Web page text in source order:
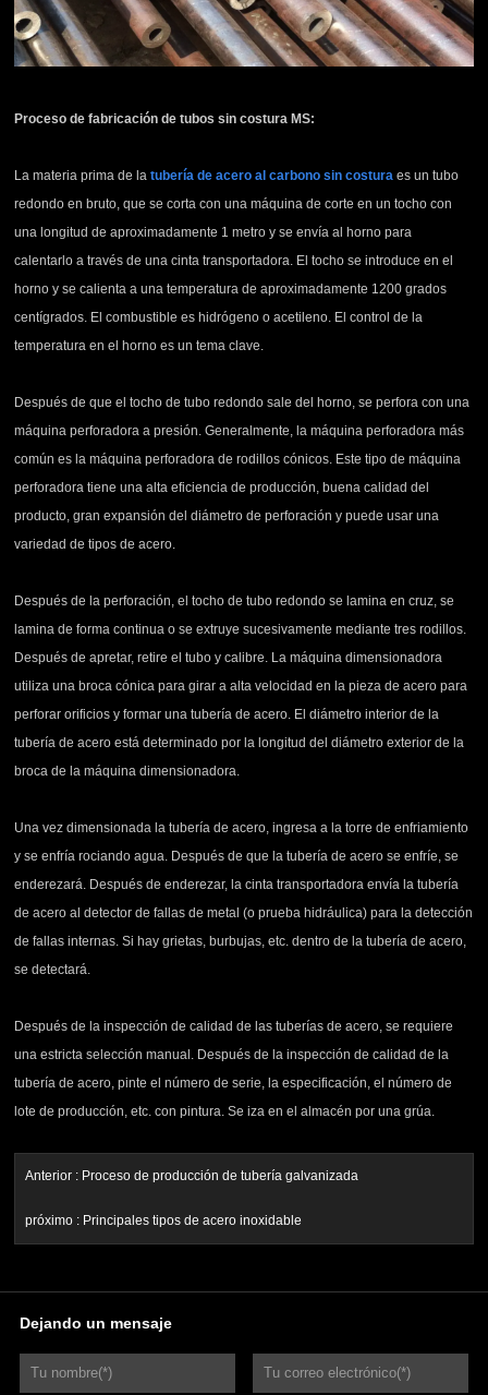
Proceso de fabricación de tubos sin costura MS:
La materia prima de latubería de acero al carbono sin costura es un tubo
redondo en bruto, que se corta con una máquina de corte en un tocho con
una longitud de aproximadamente 1 metro y se envía al horno para
calentarlo a través de una cinta transportadora. El tocho se introduce en el
horno y se calienta a una temperatura de aproximadamente 1200 grados
centígrados. El combustible es hidrógeno o acetileno. El control de la
temperatura en el horno es un tema clave.
Después de que el tocho de tubo redondo sale del horno, se perfora con una
máquina perforadora a presión. Generalmente, la máquina perforadora más
común es la máquina perforadora de rodillos cónicos. Este tipo de máquina
perforadora tiene una alta eficiencia de producción, buena calidad del
producto, gran expansión del diámetro de perforación y puede usar una
variedad de tipos de acero.
Después de la perforación, el tocho de tubo redondo se lamina en cruz, se
lamina de forma continua o se extruye sucesivamente mediante tres rodillos.
Después de apretar, retire el tubo y calibre. La máquina dimensionadora
utiliza una broca cónica para girar a alta velocidad en la pieza de acero para
perforar orificios y formar una tubería de acero. El diámetro interior de la
tubería de acero está determinado por la longitud del diámetro exterior de la
broca de la máquina dimensionadora.
Una vez dimensionada la tubería de acero, ingresa a la torre de enfriamiento
y se enfría rociando agua. Después de que la tubería de acero se enfríe, se
enderezará. Después de enderezar, la cinta transportadora envía la tubería
de acero al detector de fallas de metal (o prueba hidráulica) para la detección
de fallas internas. Si hay grietas, burbujas, etc. dentro de la tubería de acero,
se detectará.
Después de la inspección de calidad de las tuberías de acero, se requiere
una estricta selección manual. Después de la inspección de calidad de la
tubería de acero, pinte el número de serie, la especificación, el número de
lote de producción, etc. con pintura. Se iza en el almacén por una grúa.
Anterior : Proceso de producción de tubería galvanizada
próximo : Principales tipos de acero inoxidable
Dejando un mensaje